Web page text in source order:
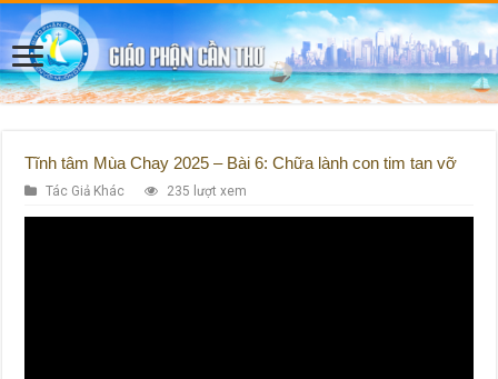
Tĩnh tâm Mùa Chay 2025 – Bài 6: Chữa lành con tim tan vỡ
Tác Giả Khác 235 lượt xem